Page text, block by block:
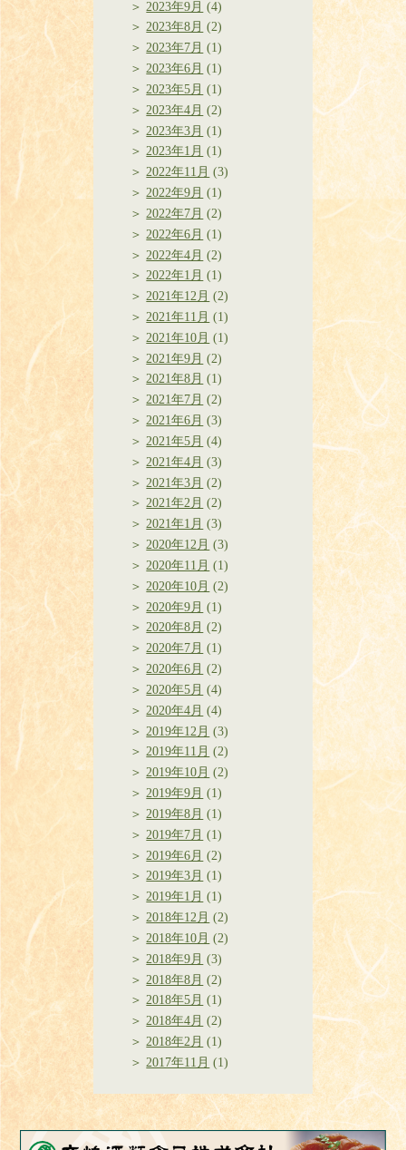
2023年9月 (4)
2023年8月 (2)
2023年7月 (1)
2023年6月 (1)
2023年5月 (1)
2023年4月 (2)
2023年3月 (1)
2023年1月 (1)
2022年11月 (3)
2022年9月 (1)
2022年7月 (2)
2022年6月 (1)
2022年4月 (2)
2022年1月 (1)
2021年12月 (2)
2021年11月 (1)
2021年10月 (1)
2021年9月 (2)
2021年8月 (1)
2021年7月 (2)
2021年6月 (3)
2021年5月 (4)
2021年4月 (3)
2021年3月 (2)
2021年2月 (2)
2021年1月 (3)
2020年12月 (3)
2020年11月 (1)
2020年10月 (2)
2020年9月 (1)
2020年8月 (2)
2020年7月 (1)
2020年6月 (2)
2020年5月 (4)
2020年4月 (4)
2019年12月 (3)
2019年11月 (2)
2019年10月 (2)
2019年9月 (1)
2019年8月 (1)
2019年7月 (1)
2019年6月 (2)
2019年3月 (1)
2019年1月 (1)
2018年12月 (2)
2018年10月 (2)
2018年9月 (3)
2018年8月 (2)
2018年5月 (1)
2018年4月 (2)
2018年2月 (1)
2017年11月 (1)